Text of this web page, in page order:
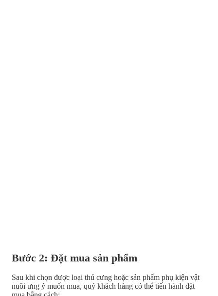
Bước 2: Đặt mua sản phẩm
Sau khi chọn được loại thú cưng hoặc sản phẩm phụ kiện vật
nuôi ưng ý muốn mua, quý khách hàng có thể tiến hành đặt